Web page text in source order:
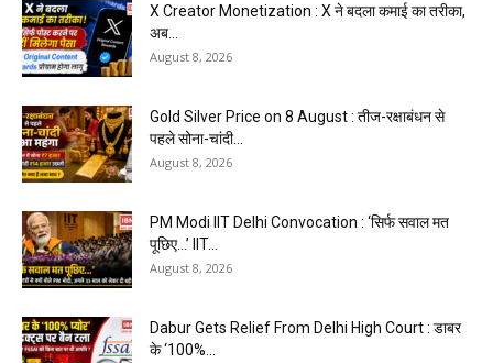
X Creator Monetization : X ने बदला कमाई का तरीका,
अब...
August 8, 2026
Gold Silver Price on 8 August : तीज-रक्षाबंधन से
पहले सोना-चांदी...
August 8, 2026
PM Modi IIT Delhi Convocation : ‘सिर्फ सवाल मत
पूछिए…’ IIT...
August 8, 2026
Dabur Gets Relief From Delhi High Court : डाबर
के ‘100%...